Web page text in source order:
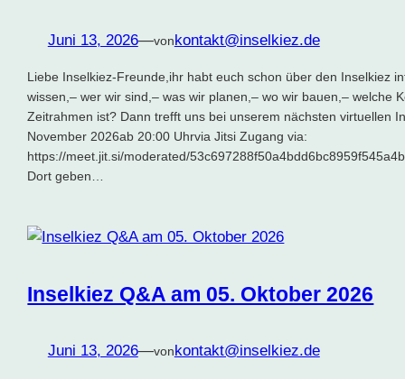
Juni 13, 2026—vonkontakt@inselkiez.de
Liebe Inselkiez-Freunde,ihr habt euch schon über den Inselkiez
wissen,– wer wir sind,– was wir planen,– wo wir bauen,– welche
Zeitrahmen ist? Dann trefft uns bei unserem nächsten virtuellen
November 2026ab 20:00 Uhrvia Jitsi Zugang via:
https://meet.jit.si/moderated/
Dort geben…
Inselkiez Q&A am 05. Oktober 2026
Juni 13, 2026—vonkontakt@inselkiez.de